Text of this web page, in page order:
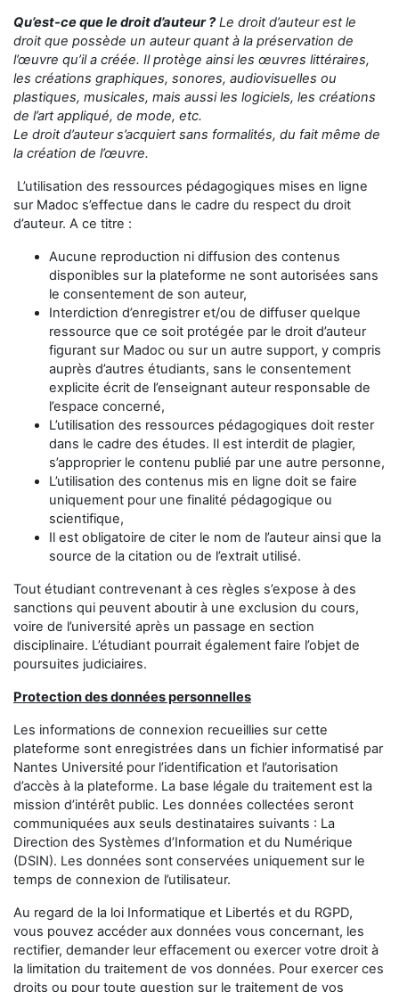
Qu’est-ce que le droit d’auteur ?Le droit d’auteur est le
droit que possède un auteur quant à la préservation de
l’œuvre qu’il a créée. Il protège ainsi les œuvres littéraires,
les créations graphiques, sonores, audiovisuelles ou
plastiques, musicales, mais aussi les logiciels, les créations
de l’art appliqué, de mode, etc.
Le droit d’auteur s’acquiert sans formalités, du fait même de
la création de l’œuvre.
L’utilisation des ressources pédagogiques mises en ligne
sur Madoc s’effectue dans le cadre du respect du droit
d’auteur. A ce titre :
Aucune reproduction ni diffusion des contenus
disponibles sur la plateforme ne sont autorisées sans
le consentement de son auteur,
Interdiction d’enregistrer et/ou de diffuser quelque
ressource que ce soit protégée par le droit d’auteur
figurant sur Madoc ou sur un autre support, y compris
auprès d’autres étudiants, sans le consentement
explicite écrit de l’enseignant auteur responsable de
l’espace concerné,
L’utilisation des ressources pédagogiques doit rester
dans le cadre des études. Il est interdit de plagier,
s’approprier le contenu publié par une autre personne,
L’utilisation des contenus mis en ligne doit se faire
uniquement pour une finalité pédagogique ou
scientifique,
Il est obligatoire de citer le nom de l’auteur ainsi que la
source de la citation ou de l’extrait utilisé.
Tout étudiant contrevenant à ces règles s’expose à des
sanctions qui peuvent aboutir à une exclusion du cours,
voire de l’université après un passage en section
disciplinaire. L’étudiant pourrait également faire l’objet de
poursuites judiciaires.
Protection des données personnelles
Les informations de connexion recueillies sur cette
plateforme sont enregistrées dans un fichier informatisé par
Nantes Université pour l’identification et l’autorisation
d’accès à la plateforme. La base légale du traitement est la
mission d’intérêt public. Les données collectées seront
communiquées aux seuls destinataires suivants : La
Direction des Systèmes d’Information et du Numérique
(DSIN). Les données sont conservées uniquement sur le
temps de connexion de l’utilisateur.
Au regard de la loi Informatique et Libertés et du RGPD,
vous pouvez accéder aux données vous concernant, les
rectifier, demander leur effacement ou exercer votre droit à
la limitation du traitement de vos données. Pour exercer ces
droits ou pour toute question sur le traitement de vos